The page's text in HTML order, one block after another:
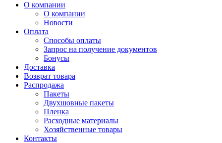
О компании
О компании
Новости
Оплата
Способы оплаты
Запрос на получение документов
Бонусы
Доставка
Возврат товара
Распродажа
Пакеты
Двухшовные пакеты
Пленка
Расходные материалы
Хозяйственные товары
Контакты